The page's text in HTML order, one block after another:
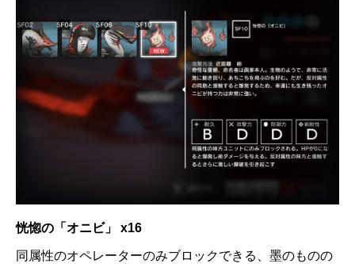
恍惚の「オニビ」 x16
同属性のオペレーターのみブロックできる、墨のものの